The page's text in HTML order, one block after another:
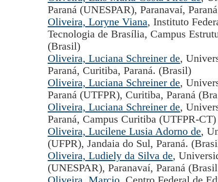
Paraná (UNESPAR), Paranavaí,
Oliveira, Loryne Viana, Instituto
Tecnologia de Brasília, Campus
(Brasil)
Oliveira, Luciana Schreiner de,
Paraná, Curitiba, Paraná. (Brasil)
Oliveira, Luciana Schreiner de,
Paraná (UTFPR), Curitiba, Paraná
Oliveira, Luciana Schreiner de,
Paraná, Campus Curitiba (UTFPR-
Oliveira, Lucilene Lusia Adorno de,
(UFPR), Jandaia do Sul, Paraná.
Oliveira, Ludiely da Silva de,
(UNESPAR), Paranavaí, Paraná